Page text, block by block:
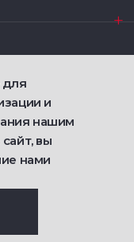
товаров
для
и
нашим
вы
нами